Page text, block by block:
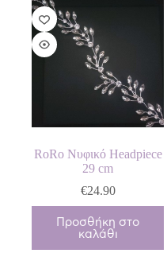
RoRo Νυφικό Headpiece
29 cm
€24.90
Προσθήκη στο
καλάθι